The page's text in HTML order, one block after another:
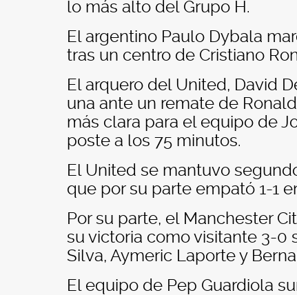
lo más alto del Grupo H.
El argentino Paulo Dybala
tras un centro de Cristiano
El arquero del United, David
una ante un remate de
más clara para el equipo de
poste a los 75 minutos.
El United se mantuvo
que por su parte empató 1-1
Por su parte, el Manchester
su victoria como visitante 3-0
Silva, Aymeric Laporte y
El equipo de Pep Guardiola